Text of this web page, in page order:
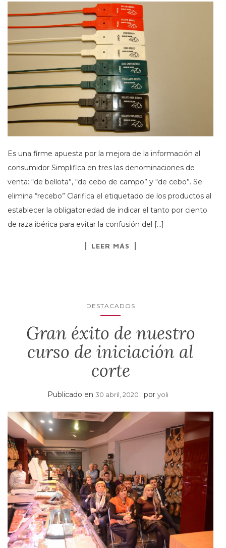
Es una firme apuesta por la mejora de la información al
consumidor Simplifica en tres las denominaciones de
venta: “de bellota”, “de cebo de campo” y “de cebo”. Se
elimina “recebo” Clarifica el etiquetado de los productos al
establecer la obligatoriedad de indicar el tanto por ciento
de raza ibérica para evitar la confusión del […]
LEER MÁS
DESTACADOS
Gran éxito de nuestro
curso de iniciación al
corte
Publicado en 30 abril, 2020 por yoli